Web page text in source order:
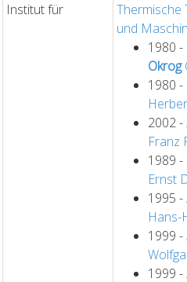
Institut für
Thermische
und
1980
Okrog
1980
2002 -
Franz
1989
Ernst
1995 -
Hans-
1999 -
1999 -